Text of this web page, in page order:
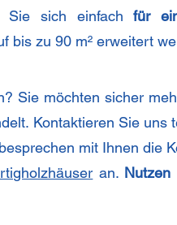
Sie sich einfachfür
bis zu 90 m² erweitert
Sie möchten sicher
Kontaktieren Sie
mit Ihnen die
an. Nutzen